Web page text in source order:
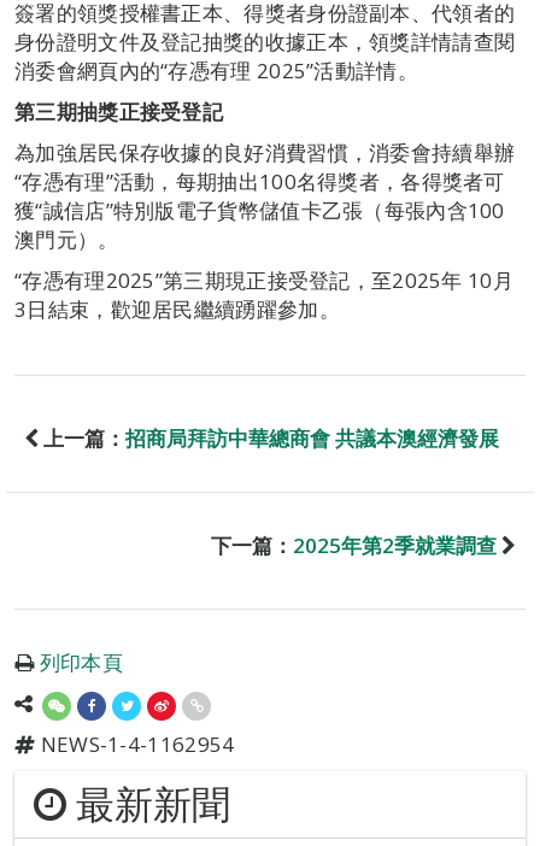
簽署的領獎授權書正本、得獎者身份證副本、代領者的
身份證明文件及登記抽獎的收據正本，領獎詳情請查閱
消委會網頁內的“存憑有理 2025”活動詳情。
第三期抽獎正接受登記
為加強居民保存收據的良好消費習慣，消委會持續舉辦
“存憑有理”活動，每期抽出100名得獎者，各得獎者可
獲“誠信店”特別版電子貨幣儲值卡乙張（每張內含100
澳門元）。
“存憑有理2025”第三期現正接受登記，至2025年 10月
3日結束，歡迎居民繼續踴躍參加。
上一篇： 招商局拜訪中華總商會 共議本澳經濟發展
下一篇： 2025年第2季就業調查
列印本頁
NEWS-1-4-1162954
最新新聞